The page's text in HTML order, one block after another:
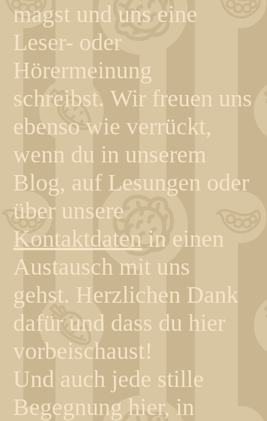
magst und uns eine
Leser- oder
Hörermeinung
schreibst. Wir freuen uns
ebenso wie verrückt,
wenn du in unserem
Blog, auf Lesungen oder
über unsere
Kontaktdaten in einen
Austausch mit uns
gehst. Herzlichen Dank
dafür und dass du hier
vorbeischaust!
Und auch jede stille
Begegnung hier, in